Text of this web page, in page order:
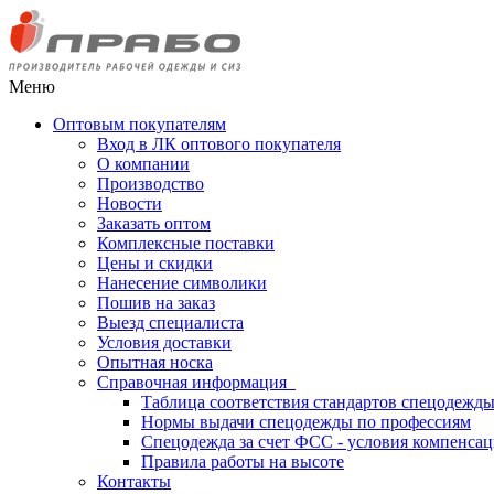
Меню
Оптовым покупателям
Вход в ЛК оптового покупателя
О компании
Производство
Новости
Заказать оптом
Комплексные поставки
Цены и скидки
Нанесение символики
Пошив на заказ
Выезд специалиста
Условия доставки
Опытная носка
Справочная информация
Таблица соответствия стандартов спецодежды
Нормы выдачи спецодежды по профессиям
Спецодежда за счет ФСС - условия
Правила работы на высоте
Контакты